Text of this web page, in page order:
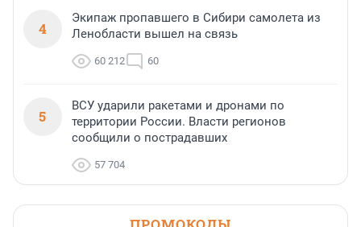
4
Экипаж пропавшего в Сибири самолета из
Ленобласти вышел на связь
60 212 60
5
ВСУ ударили ракетами и дронами по
территории России. Власти регионов
сообщили о пострадавших
57 704